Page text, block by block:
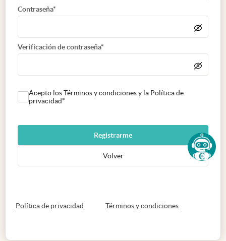
Contraseña*
Verificación de contraseña*
Acepto los Términos y condiciones y la Política de
privacidad*
Registrarme
Volver
Política de privacidad abre en nueva pestaña
Términos y condicionesabre en nueva